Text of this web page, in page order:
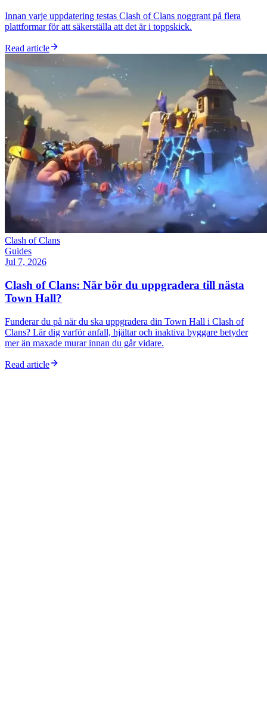
Innan varje uppdatering testas Clash of Clans noggrant på flera
plattformar för att säkerställa att det är i toppskick.
Read article
Clash of Clans
Guides
Jul 7, 2026
Clash of Clans: När bör du uppgradera till nästa
Town Hall?
Funderar du på när du ska uppgradera din Town Hall i Clash of
Clans? Lär dig varför anfall, hjältar och inaktiva byggare betyder
mer än maxade murar innan du går vidare.
Read article